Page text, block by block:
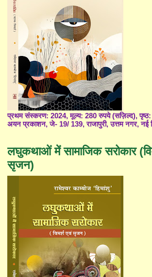
प्रथम संस्करण: 2024, मूल्य: 280 रुपये (सज़िल्द),
अयन प्रकाशन, जे- 19/ 139, राजापुरी, उत्तम नगर, नई
लघुकथाओं में सामाजिक सरोकार
सृजन)